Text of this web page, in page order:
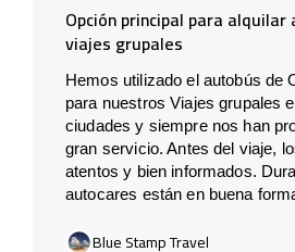
Opción principal para
viajes grupales
Hemos utilizado el autobús de
para nuestros Viajes grupales
ciudades y siempre nos han
gran servicio. Antes del viaje,
atentos y bien informados.
autocares están en buena
Blue Stamp Travel